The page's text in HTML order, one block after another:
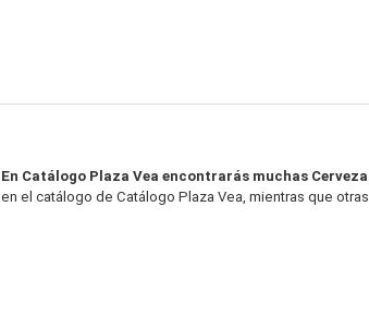
En Catálogo Plaza Vea encontrarás muchas
en el catálogo de Catálogo Plaza Vea, mientras que